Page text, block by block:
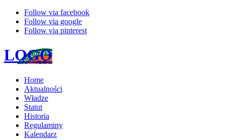
Follow via facebook
Follow via google
Follow via pinterest
LOGO
Home
Aktualności
Władze
Statut
Historia
Regulaminy
Kalendarz